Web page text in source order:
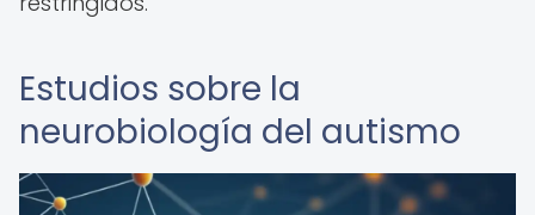
Estudios sobre la
neurobiología del autismo